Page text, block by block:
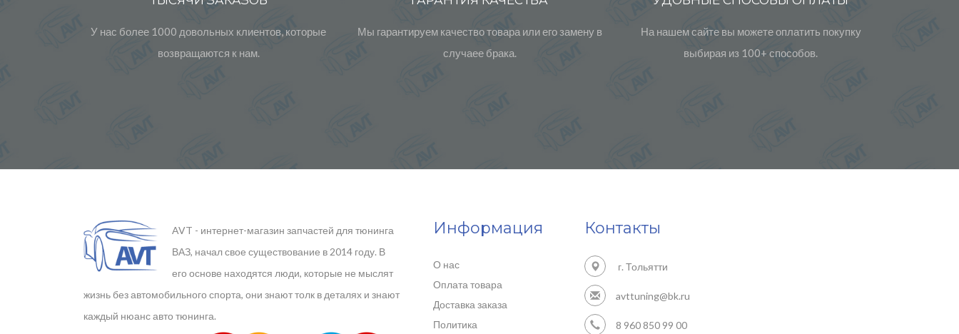
У нас более 1000 довольных клиентов, которые
возвращаются к нам.
Мы гарантируем качество товара или его замену в
случаее брака.
На нашем сайте вы можете оплатить покупку
выбирая из 100+ способов.
AVT - интернет-магазин запчастей для тюнинга
ВАЗ, начал свое существование в 2014 году. В
его основе находятся люди, которые не мыслят
жизнь без автомобильного спорта, они знают толк в деталях и знают
каждый нюанс авто тюнинга.
Информация
О нас
Оплата товара
Доставка заказа
Политика
Контакты
г. Тольятти
avttuning@bk.ru
8 960 850 99 00